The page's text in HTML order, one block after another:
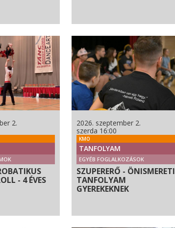
2.
- 4 ÉVES
2026. szeptember 2.
szerda 16:00
KMO
TANFOLYAM
EGYÉB FOGLALKOZÁSOK
SZUPERERŐ - ÖNISMERETI
TANFOLYAM
GYEREKEKNEK